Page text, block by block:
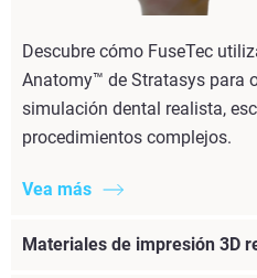
Descubre cómo FuseTec
Anatomy™ de Stratasys para
simulación dental realista,
procedimientos complejos.
Vea más
Materiales de impresión 3D